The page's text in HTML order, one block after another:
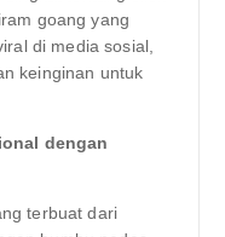
goang yang
di media sosial,
keinginan untuk
dengan
terbuat dari